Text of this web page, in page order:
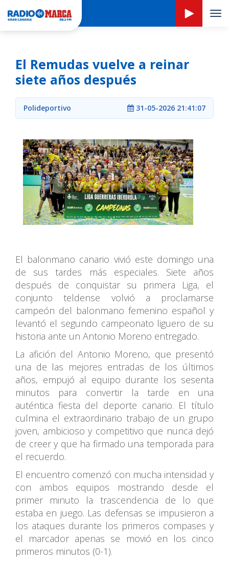
El Remudas vuelve a reinar
siete años después
Polideportivo 31-05-2026 21:41:07
El balonmano canario vivió este domingo una
de sus tardes más especiales. Siete años
después de conquistar su primera Liga, el
conjunto teldense volvió a proclamarse
campeón del balonmano femenino español y
levantó el segundo campeonato liguero de su
historia ante un Antonio Moreno entregado.
La afición del Antonio Moreno, que presentó
una de las mejores entradas de los últimos
años, empujó al equipo durante los sesenta
minutos para convertir la tarde en una
auténtica fiesta del deporte canario. El título
culmina el extraordinario trabajo de un grupo
joven, ambicioso y competitivo que nunca dejó
de creer y que ha firmado una temporada para
el recuerdo.
El encuentro comenzó con mucha intensidad y
con ambos equipos mostrando desde el
primer minuto la trascendencia de lo que
estaba en juego. Las defensas se impusieron a
los ataques durante los primeros compases y
el marcador apenas se movió en los cinco
primeros minutos (0-1).